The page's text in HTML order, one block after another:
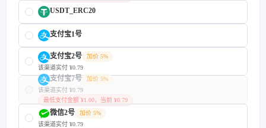
USDT_ERC20
支付宝1号
支付宝2号
加价 5%
该渠道实付 ¥0.79
支付宝7号
加价 5%
该渠道实付 ¥0.79
最低支付金额 ¥1.00，当前 ¥0.79
微信2号
加价 5%
该渠道实付 ¥0.79